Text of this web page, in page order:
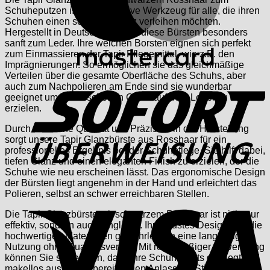
Schuheputzen ist das ultimative Werkzeug für alle, die ihren
Schuhen einen schönen Glanz verleihen möchten.
Hergestellt in Deutschland sind diese Bürsten besonders
sanft zum Leder. Ihre weichen Borsten eignen sich perfekt
zum Einmassieren der Tapir Pflegemittel, wie z.B. den
Imprägnierungen. So ermöglichen sie das gleichmäßige
Verteilen über die gesamte Oberfläche des Schuhs, aber
auch zum Nachpolieren am Ende sind sie wunderbar
geeignet um einen schönen Glanz auf dem Leder zu
erzielen.
Durch ihre hohe Qualität und Präzision in der Herstellung
sorgt unsere Tapir Glanzbürste aus Rosshaar für ein
professionelles Ergebnis bei der Schuhpflege. Sie hilft dabei,
tiefen Glanz und einen eleganten Finish zu erzielen, der die
Schuhe wie neu erscheinen lässt. Das ergonomische Design
der Bürsten liegt angenehm in der Hand und erleichtert das
Polieren, selbst an schwer erreichbaren Stellen.
Die Tapir Glanzbürste mit schwarzem Rosshaar ist nicht nur
effektiv, sondern auch langlebig. Ihr robustes Design und die
hochwertigen Materialien gewährleisten eine langfristige
Nutzung ohne Qualitätsverlust. Mit regelmäßiger Anwendung
können Sie sicher sein, dass Ihre Schuhe stets gepflegt und